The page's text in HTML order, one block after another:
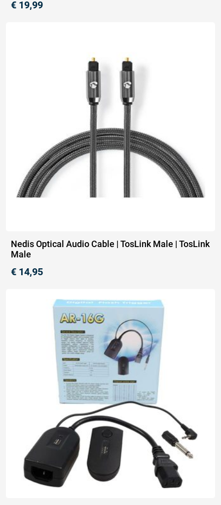
€ 19,99
Nedis Optical Audio Cable | TosLink Male | TosLink
Male
€ 14,95